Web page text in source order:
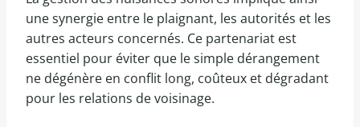
une synergie entre le plaignant, les autorités et les
autres acteurs concernés. Ce partenariat est
essentiel pour éviter que le simple dérangement
ne dégénère en conflit long, coûteux et dégradant
pour les relations de voisinage.